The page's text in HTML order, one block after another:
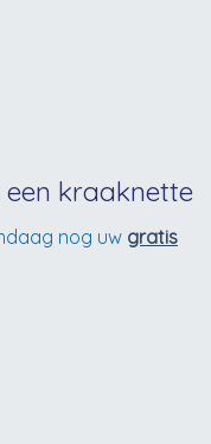
kraaknette
nog uw gratis